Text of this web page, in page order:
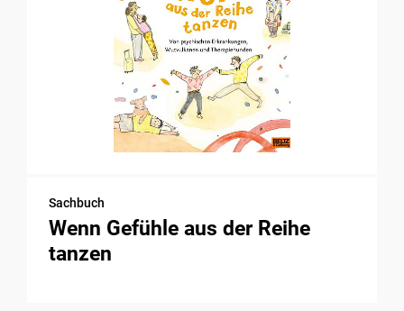
Sachbuch
Wenn Gefühle aus der Reihe
tanzen